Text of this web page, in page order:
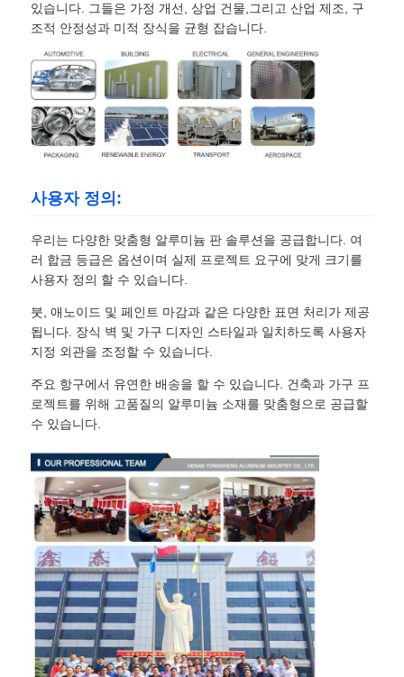
있습니다. 그들은 가정 개선, 상업 건물,그리고 산업 제조, 구
조적 안정성과 미적 장식을 균형 잡습니다.
사용자 정의:
우리는 다양한 맞춤형 알루미늄 판 솔루션을 공급합니다. 여
러 합금 등급은 옵션이며 실제 프로젝트 요구에 맞게 크기를
사용자 정의 할 수 있습니다.
붓, 애노이드 및 페인트 마감과 같은 다양한 표면 처리가 제공
됩니다. 장식 벽 및 가구 디자인 스타일과 일치하도록 사용자
지정 외관을 조정할 수 있습니다.
주요 항구에서 유연한 배송을 할 수 있습니다. 건축과 가구 프
로젝트를 위해 고품질의 알루미늄 소재를 맞춤형으로 공급할
수 있습니다.